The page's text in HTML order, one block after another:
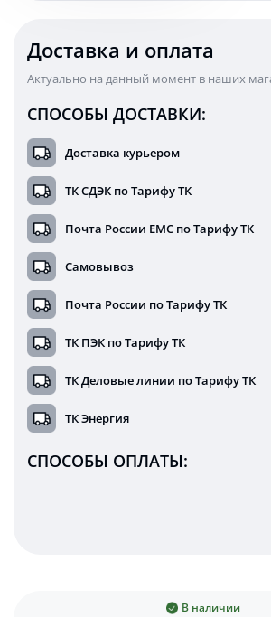
Доставка и оплата
Актуально на данный момент в наших
СПОСОБЫ ДОСТАВКИ:
Доставка курьером
ТК СДЭК по Тарифу ТК
Почта России ЕМС по Тарифу ТК
Самовывоз
Почта России по Тарифу ТК
ТК ПЭК по Тарифу ТК
ТК Деловые линии по Тарифу ТК
ТК Энергия
СПОСОБЫ ОПЛАТЫ:
В наличии